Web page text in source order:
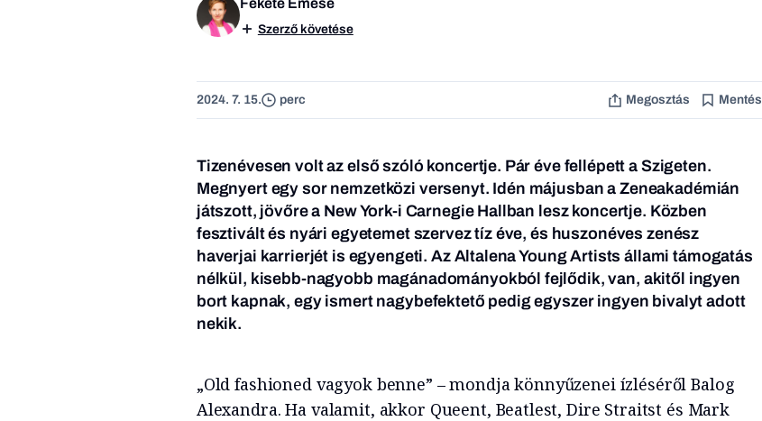
Szerző követése
2024. 7. 15. perc Megosztás Mentés
Tizenévesen volt az első szóló koncertje. Pár éve fellépett a Szigeten.
Megnyert egy sor nemzetközi versenyt. Idén májusban a Zeneakadémián
játszott, jövőre a New York-i Carnegie Hallban lesz koncertje. Közben
fesztivált és nyári egyetemet szervez tíz éve, és huszonéves zenész
haverjai karrierjét is egyengeti. Az Altalena Young Artists állami támogatás
nélkül, kisebb-nagyobb magánadományokból fejlődik, van, akitől ingyen
bort kapnak, egy ismert nagybefektető pedig egyszer ingyen bivalyt adott
nekik.
„Old fashioned vagyok benne” – mondja könnyűzenei ízléséről Balog
Alexandra. Ha valamit, akkor Queent, Beatlest, Dire Straitst és Mark